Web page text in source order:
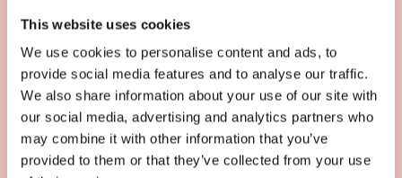
This website uses cookies
We use cookies to personalise content and ads, to
provide social media features and to analyse our traffic.
We also share information about your use of our site with
our social media, advertising and analytics partners who
may combine it with other information that you’ve
provided to them or that they’ve collected from your use
Derudover besidder jeg en solid forståelse for
projektløsninger og vil være med jer hele vejen
fra start til tryk. Hvad angår arbejdstid er jeg
fleksibel og sørger altid for at levere til tiden.
Jeg er i stand til at løse opgaverne enten fra mit
eget kontor eller hos jer. Afstand udgør aldrig
noget problem.
Med snart 15 års erfaring inden for grafisk